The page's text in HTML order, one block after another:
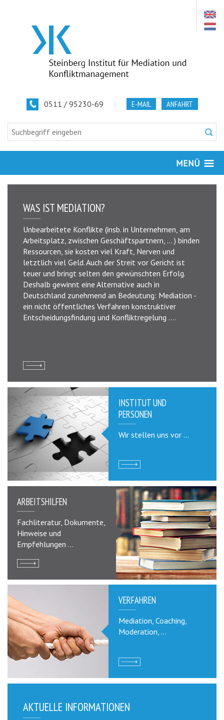
0511 / 95230-69 | E-MAIL ANFAHRT
MENÜ
WAS IST MEDIATION?
Unbearbeitete Konflikte (insb. in Unternehmen, am
Arbeitsplatz, zwischen Geschäftspartnern, ... ) binden
Ressourcen, sie kosten viel Kraft, Nerven und
letztlich viel Geld. Auch der Streit vor Gericht ist
teuer und bringt selten den gewünschten Erfolg.
Deshalb gewinnt eine Alternative auch in
Deutschland zunehmend an Bedeutung: Mediation -
ein nicht öffentliches Verfahren konstruktiver
Entscheidungsfindung und Konfliktregelung ....
INSTITUT UND
PERSONEN
Wir stellen uns vor ...
ARBEITSHILFEN
Fachliteratur, Dokumente,
Hinweise und
Empfehlungen ...
VERFAHREN
Mediation, Coaching,
Moderation, ...
AKTUELLE INFORMATIONEN